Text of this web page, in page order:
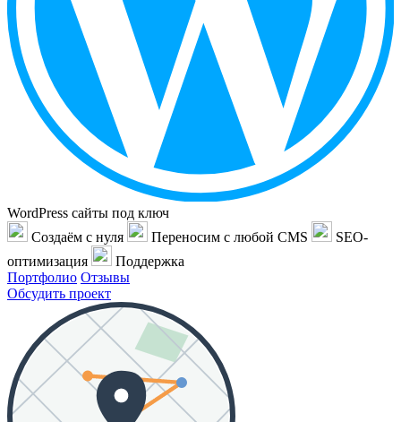
WordPress сайты под ключ
Создаём с нуля
Переносим с любой CMS
SEO-
оптимизация
Поддержка
Портфолио Отзывы
Обсудить проект